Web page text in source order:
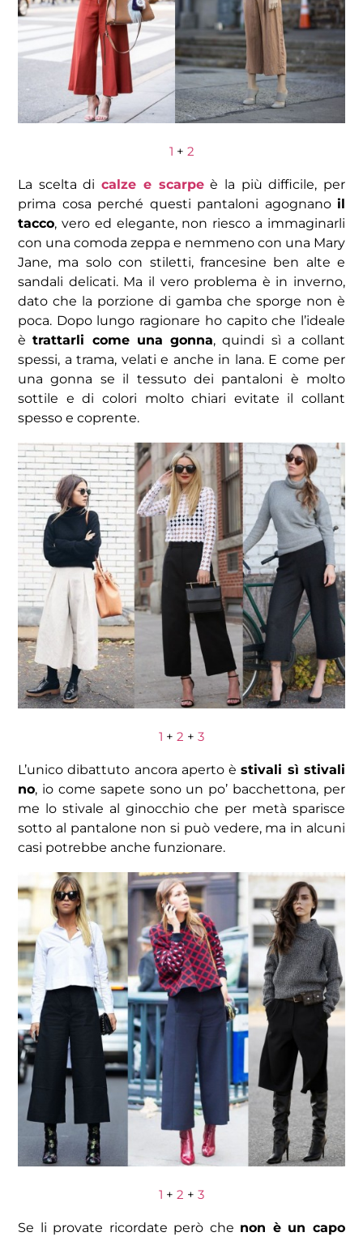
1 + 2
La scelta dicalze e scarpeè la più difficile, per
prima cosa perché questi pantaloni agognano il
tacco, vero ed elegante, non riesco a immaginarli
con una comoda zeppa e nemmeno con una Mary
Jane, ma solo con stiletti, francesine ben alte e
sandali delicati. Ma il vero problema è in inverno,
dato che la porzione di gamba che sporge non è
poca. Dopo lungo ragionare ho capito che l’ideale
ètrattarli come una gonna, quindi sì a collant
spessi, a trama, velati e anche in lana. E come per
una gonna se il tessuto dei pantaloni è molto
sottile e di colori molto chiari evitate il collant
spesso e coprente.
1 + 2 + 3
L’unico dibattuto ancora aperto èstivali sì stivali
no, io come sapete sono un po’ bacchettona, per
me lo stivale al ginocchio che per metà sparisce
sotto al pantalone non si può vedere, ma in alcuni
casi potrebbe anche funzionare.
1 + 2 + 3
Se li provate ricordate però che non è un capo